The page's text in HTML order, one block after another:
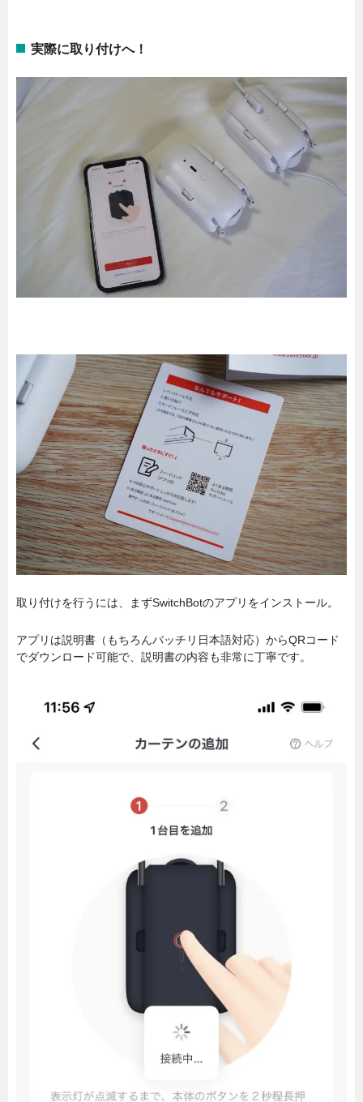
実際に取り付けへ！
取り付けを行うには、まずSwitchBotのアプリをインストール。
アプリは説明書（もちろんバッチリ日本語対応）からQRコード
でダウンロード可能で、説明書の内容も非常に丁寧です。